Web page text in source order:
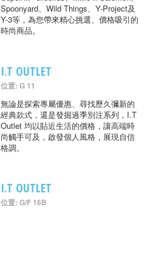
Spoonyard、Wild Things、Y-Project及
Y-3等，為您帶來精心挑選、價格吸引的
時尚商品。
I.T OUTLET
位置: G 11
無論是探索專屬優惠、尋找歷久彌新的
經典款式，還是發掘過季別注系列，I.T
Outlet 均以貼近生活的價格，讓高端時
尚觸手可及，啟發個人風格，展現自信
格調。
I.T OUTLET
位置: G/F 16B